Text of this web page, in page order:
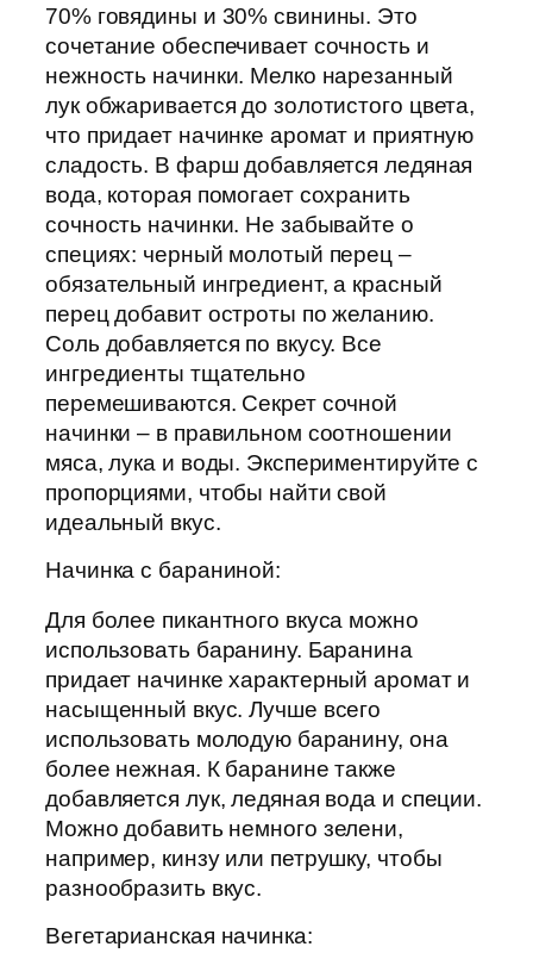
70% говядины и 30% свинины. Это
сочетание обеспечивает сочность и
нежность начинки. Мелко нарезанный
лук обжаривается до золотистого цвета,
что придает начинке аромат и приятную
сладость. В фарш добавляется ледяная
вода, которая помогает сохранить
сочность начинки. Не забывайте о
специях: черный молотый перец –
обязательный ингредиент, а красный
перец добавит остроты по желанию.
Соль добавляется по вкусу. Все
ингредиенты тщательно
перемешиваются. Секрет сочной
начинки – в правильном соотношении
мяса, лука и воды. Экспериментируйте с
пропорциями, чтобы найти свой
идеальный вкус.
Начинка с бараниной:
Для более пикантного вкуса можно
использовать баранину. Баранина
придает начинке характерный аромат и
насыщенный вкус. Лучше всего
использовать молодую баранину, она
более нежная. К баранине также
добавляется лук, ледяная вода и специи.
Можно добавить немного зелени,
например, кинзу или петрушку, чтобы
разнообразить вкус.
Вегетарианская начинка: